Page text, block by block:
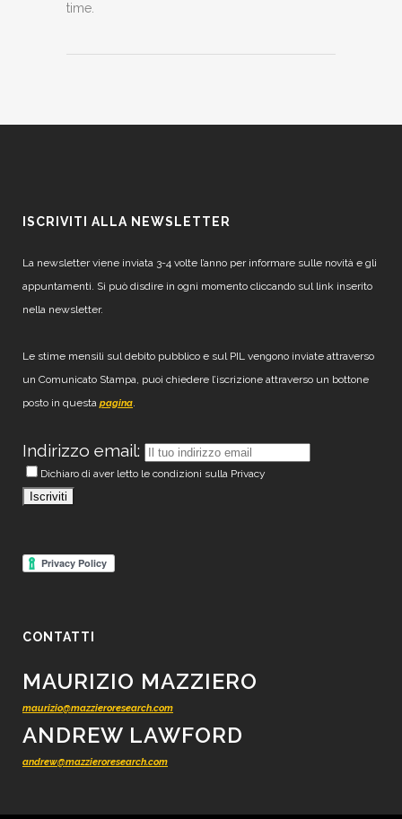
time.
ISCRIVITI ALLA NEWSLETTER
La newsletter viene inviata 3-4 volte l’anno per informare sulle novità e gli
appuntamenti. Si può disdire in ogni momento cliccando sul link inserito
nella newsletter.
Le stime mensili sul debito pubblico e sul PIL vengono inviate attraverso
un Comunicato Stampa, puoi chiedere l’iscrizione attraverso un bottone
posto in questa pagina.
Indirizzo email:
Dichiaro di aver letto le condizioni sulla Privacy
CONTATTI
MAURIZIO MAZZIERO
maurizio@mazzieroresearch.com
ANDREW LAWFORD
andrew@mazzieroresearch.com